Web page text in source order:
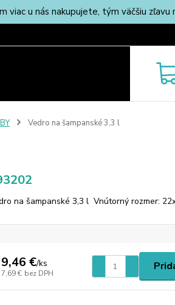
viac u nás nakupujete, tým väčšiu zľavu
Vedro na šampanské 3,3 l
na šampanské 3,3 l Vnútorný rozmer:
9,46 €/ks
7,69 € bez DPH